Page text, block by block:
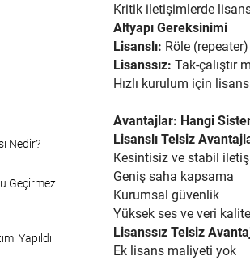
Nedir?
Geçirmez
Yapıldı
Kritik iletişimlerde
Altyapı Gereksinimi
Lisanslı: Röle
Lisanssız: Tak-çalıştır
Hızlı kurulum için
Avantajlar: Hangi
Lisanslı Telsiz
Kesintisiz ve stabil
Geniş saha kapsama
Kurumsal güvenlik
Yüksek ses ve veri
Lisanssız Telsiz
Ek lisans maliyeti yok